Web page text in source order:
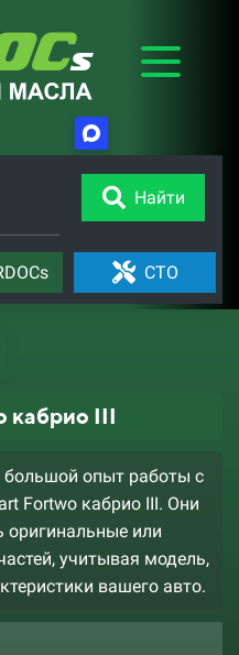
Найти
СТО
кабрио III
опыт работы с
Fortwo кабрио III. Они
оригинальные или
учитывая модель,
вашего авто.